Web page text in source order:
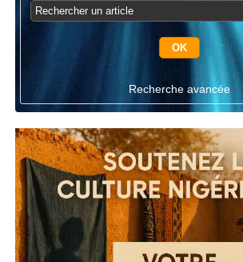
Recherche avancée